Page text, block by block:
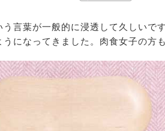
う言葉が一般的に浸透して久しい
うになってきました。肉食女子の方